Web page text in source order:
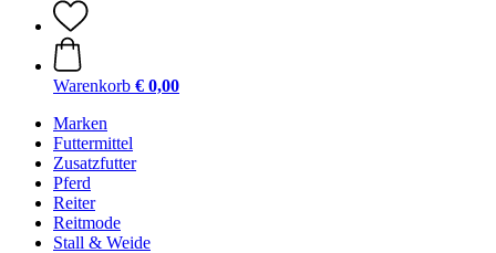
Warenkorb € 0,00
Marken
Futtermittel
Zusatzfutter
Pferd
Reiter
Reitmode
Stall & Weide